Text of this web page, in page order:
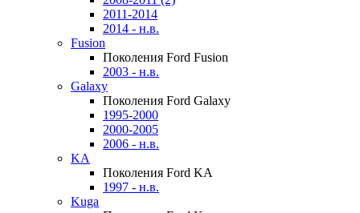
2011-2014
2014 - н.в.
Fusion
Поколения Ford Fusion
2003 - н.в.
Galaxy
Поколения Ford Galaxy
1995-2000
2000-2005
2006 - н.в.
KA
Поколения Ford KA
1997 - н.в.
Kuga